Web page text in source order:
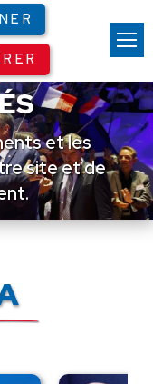
et les
site et de